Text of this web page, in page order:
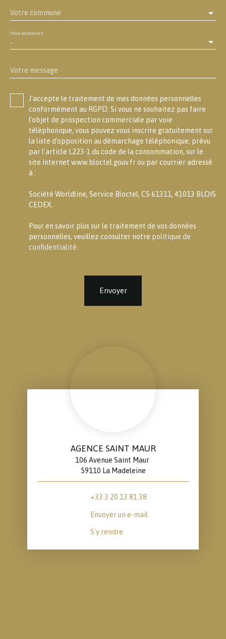
Votre commune
-
Vous souhaitez
Votre message
J'accepte le traitement de mes données personnelles
conformément au RGPD. Si vous ne souhaitez pas faire
l'objet de prospection commerciale par voie
téléphonique, vous pouvez vous inscrire gratuitement sur
la liste d'opposition au démarchage téléphonique, prévu
par l'article L223-1 du code de la consommation, sur le
site Internet www.bloctel.gouv.fr ou par courrier adressé
à :
Société Worldline, Service Bloctel, CS 61311, 41013 BLOIS
CEDEX.
Pour en savoir plus sur le traitement de vos données
personnelles, veuillez consulter notre politique de
confidentialité
Envoyer
AGENCE SAINT MAUR
106 Avenue Saint Maur
59110 La Madeleine
+33 3 20 13 81 38
Envoyer un e-mail
S'y rendre